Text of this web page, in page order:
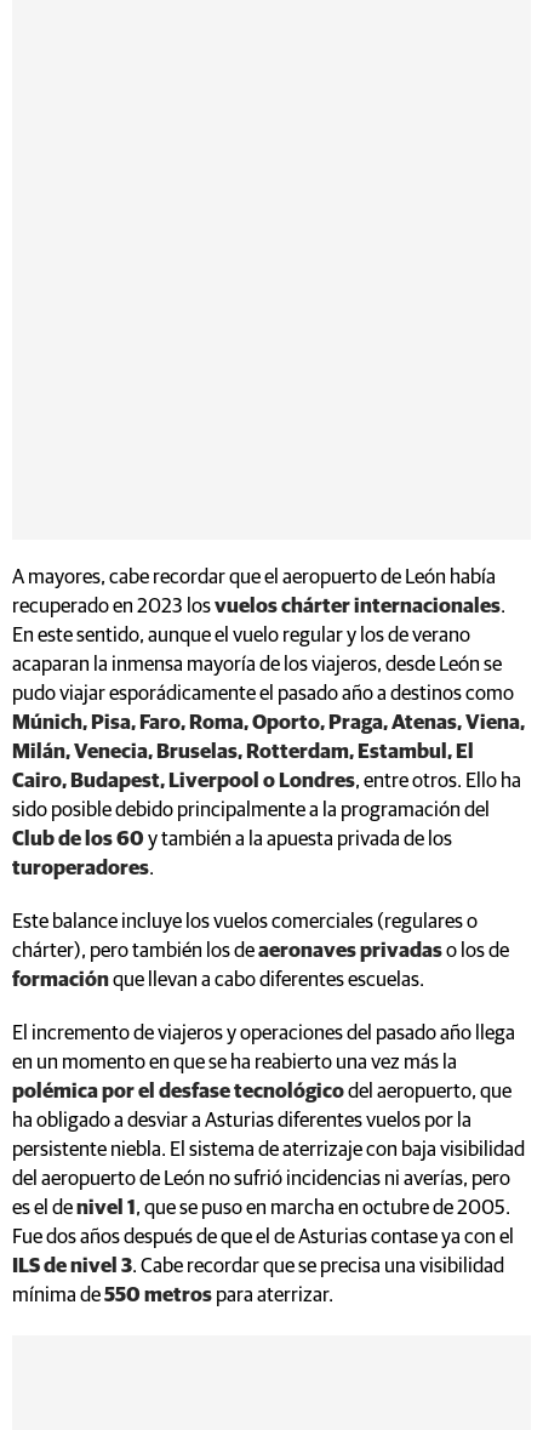
A mayores, cabe recordar que el aeropuerto de León había
recuperado en 2023 losvuelos chárter internacionales.
En este sentido, aunque el vuelo regular y los de verano
acaparan la inmensa mayoría de los viajeros, desde León se
pudo viajar esporádicamente el pasado año a destinos como
Múnich, Pisa, Faro, Roma, Oporto, Praga, Atenas, Viena,
Milán, Venecia, Bruselas, Rotterdam, Estambul, El
Cairo, Budapest, Liverpool o Londres, entre otros. Ello ha
sido posible debido principalmente a la programación del
Club de los 60 y también a la apuesta privada de los
turoperadores.
Este balance incluye los vuelos comerciales (regulares o
chárter), pero también los deaeronaves privadaso los de
formaciónque llevan a cabo diferentes escuelas.
El incremento de viajeros y operaciones del pasado año llega
en un momento en que se ha reabierto una vez más la
polémica por el desfase tecnológicodel aeropuerto, que
ha obligado a desviar a Asturias diferentes vuelos por la
persistente niebla. El sistema de aterrizaje con baja visibilidad
del aeropuerto de León no sufrió incidencias ni averías, pero
es el denivel 1 , que se puso en marcha en octubre de 2005.
Fue dos años después de que el de Asturias contase ya con el
ILS de nivel 3. Cabe recordar que se precisa una visibilidad
mínima de550 metros para aterrizar.